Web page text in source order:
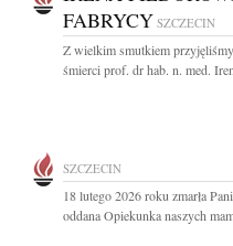
FABRYCY SZCZECIN
Z wielkim smutkiem
śmierci prof. dr hab. n. med.
SZCZECIN
18 lutego 2026 roku zmarła
oddana Opiekunka naszych